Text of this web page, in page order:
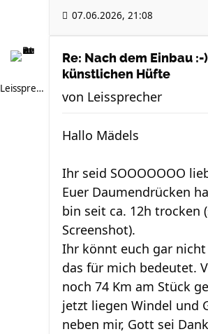
07.06.2026, 21:08
Leissprecher
Re: Nach dem Einbau :-
künstlichen Hüfte
von Leissprecher
Hallo Mädels
Ihr seid SOOOOOOO
Euer Daumendrücken
bin seit ca. 12h trocken
Screenshot).
Ihr könnt euch gar
das für mich bedeutet.
noch 74 Km am Stück
jetzt liegen Windel und
neben mir, Gott sei